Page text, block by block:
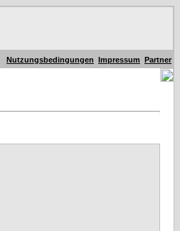
Nutzungsbedingungen Impressum Partner